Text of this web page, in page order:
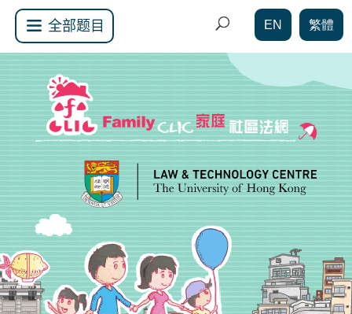
全部题目 EN 繁體